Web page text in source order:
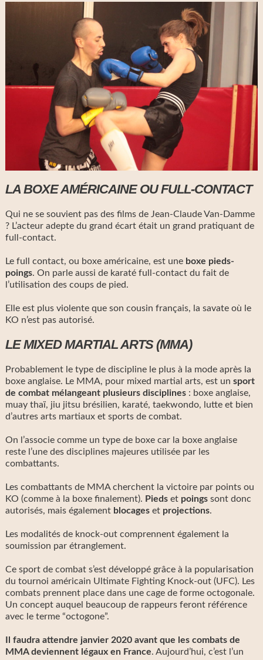
LA BOXE AMÉRICAINE OU FULL-CONTACT
Qui ne se souvient pas des films de Jean-Claude Van-Damme
? L’acteur adepte du grand écart était un grand pratiquant de
full-contact.
Le full contact, ou boxe américaine, est une boxe pieds-
poings. On parle aussi de karaté full-contact du fait de
l’utilisation des coups de pied.
Elle est plus violente que son cousin français, la savate où le
KO n’est pas autorisé.
LE MIXED MARTIAL ARTS (MMA)
Probablement le type de discipline le plus à la mode après la
boxe anglaise. Le MMA, pour mixed martial arts, est un sport
de combat mélangeant plusieurs disciplines: boxe anglaise,
muay thaï, jiu jitsu brésilien, karaté, taekwondo, lutte et bien
d’autres arts martiaux et sports de combat.
On l’associe comme un type de boxe car la boxe anglaise
reste l’une des disciplines majeures utilisée par les
combattants.
Les combattants de MMA cherchent la victoire par points ou
KO (comme à la boxe finalement). Piedset poingssont donc
autorisés, mais également blocageset projections.
Les modalités de knock-out comprennent également la
soumission par étranglement.
Ce sport de combat s’est développé grâce à la popularisation
du tournoi américain Ultimate Fighting Knock-out (UFC). Les
combats prennent place dans une cage de forme octogonale.
Un concept auquel beaucoup de rappeurs feront référence
avec le terme “octogone”.
Il faudra attendre janvier 2020 avant que les combats de
MMA deviennent légaux en France. Aujourd’hui, c’est l’un